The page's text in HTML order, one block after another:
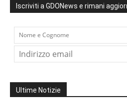
Iscriviti a GDONews e rimani
Ultime Notizie